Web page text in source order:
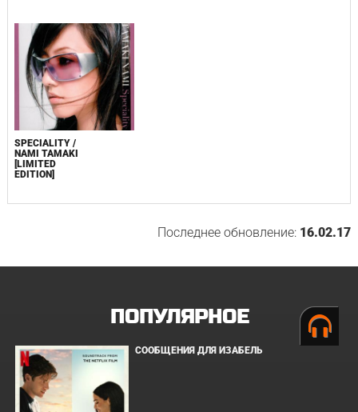
SPECIALITY /
NAMI TAMAKI
[LIMITED
EDITION]
Последнее обновление: 16.02.17
ПОПУЛЯРНОЕ
СООБЩЕНИЯ ДЛЯ ИЗАБЕЛЬ